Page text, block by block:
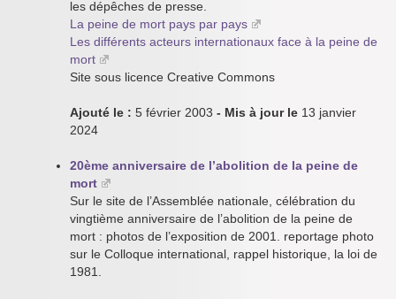
les dépêches de presse.
La peine de mort pays par pays
Les différents acteurs internationaux face à la peine de
mort
Site sous licence Creative Commons
Ajouté le : 5 février 2003 - Mis à jour le 13 janvier
2024
20ème anniversaire de l’abolition de la peine de
mort
Sur le site de l’Assemblée nationale, célébration du
vingtième anniversaire de l’abolition de la peine de
mort : photos de l’exposition de 2001. reportage photo
sur le Colloque international, rappel historique, la loi de
1981.